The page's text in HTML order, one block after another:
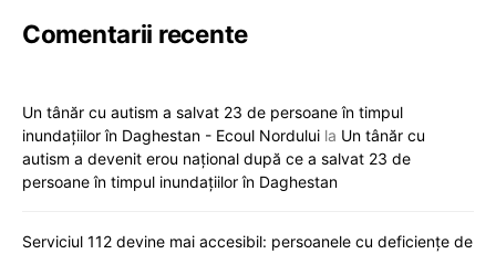
Comentarii recente
Un tânăr cu autism a salvat 23 de persoane în timpul
inundațiilor în Daghestan - Ecoul Nordului la Un tânăr cu
autism a devenit erou național după ce a salvat 23 de
persoane în timpul inundațiilor în Daghestan
Serviciul 112 devine mai accesibil: persoanele cu deficiențe de